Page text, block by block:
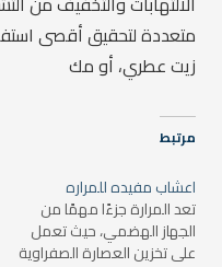
متعددة لتحقيق أقصى
زيت عطري، أو مك
مرتبط
اعشاب مفيده للمراره
تعد المرارة جزءًا مهمًا من
الجهاز الهضمي، حيث تعمل
على تخزين العصارة الصفراوية